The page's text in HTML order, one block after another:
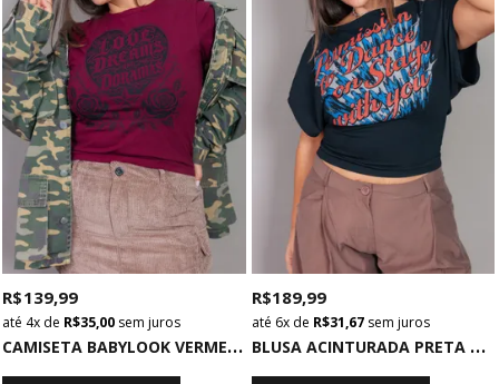
C
AMISETA BABYLOOK VERMELHA LOVE DREAMS
R$ 139,99
4x de R$ 35,00 sem juros
B
LUSA ACINTURADA PRETA PERMISSION
R$ 189,99
6xde R$ 31,67sem juros